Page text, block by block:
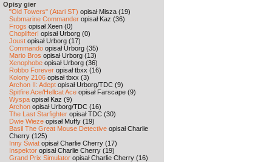
Opisy gier
"Old Towers" (Atari ST) opisał Misza (19)
Submarine Commander opisał Kaz (36)
Frogs opisał Xeen (0)
Choplifter! opisał Urborg (0)
Joust opisał Urborg (17)
Commando opisał Urborg (35)
Mario Bros opisał Urborg (13)
Xenophobe opisał Urborg (36)
Robbo Forever opisał tbxx (16)
Kolony 2106 opisał tbxx (3)
Archon II: Adept opisał Urborg/TDC (9)
Spitfire Ace/Hellcat Ace opisał Farscape (9)
Wyspa opisał Kaz (9)
Archon opisał Urborg/TDC (16)
The Last Starfighter opisał TDC (30)
Dwie Wieże opisał Muffy (19)
Basil The Great Mouse Detective opisał Charlie
Cherry (125)
Inny Świat opisał Charlie Cherry (17)
Inspektor opisał Charlie Cherry (19)
Grand Prix Simulator opisał Charlie Cherry (16)